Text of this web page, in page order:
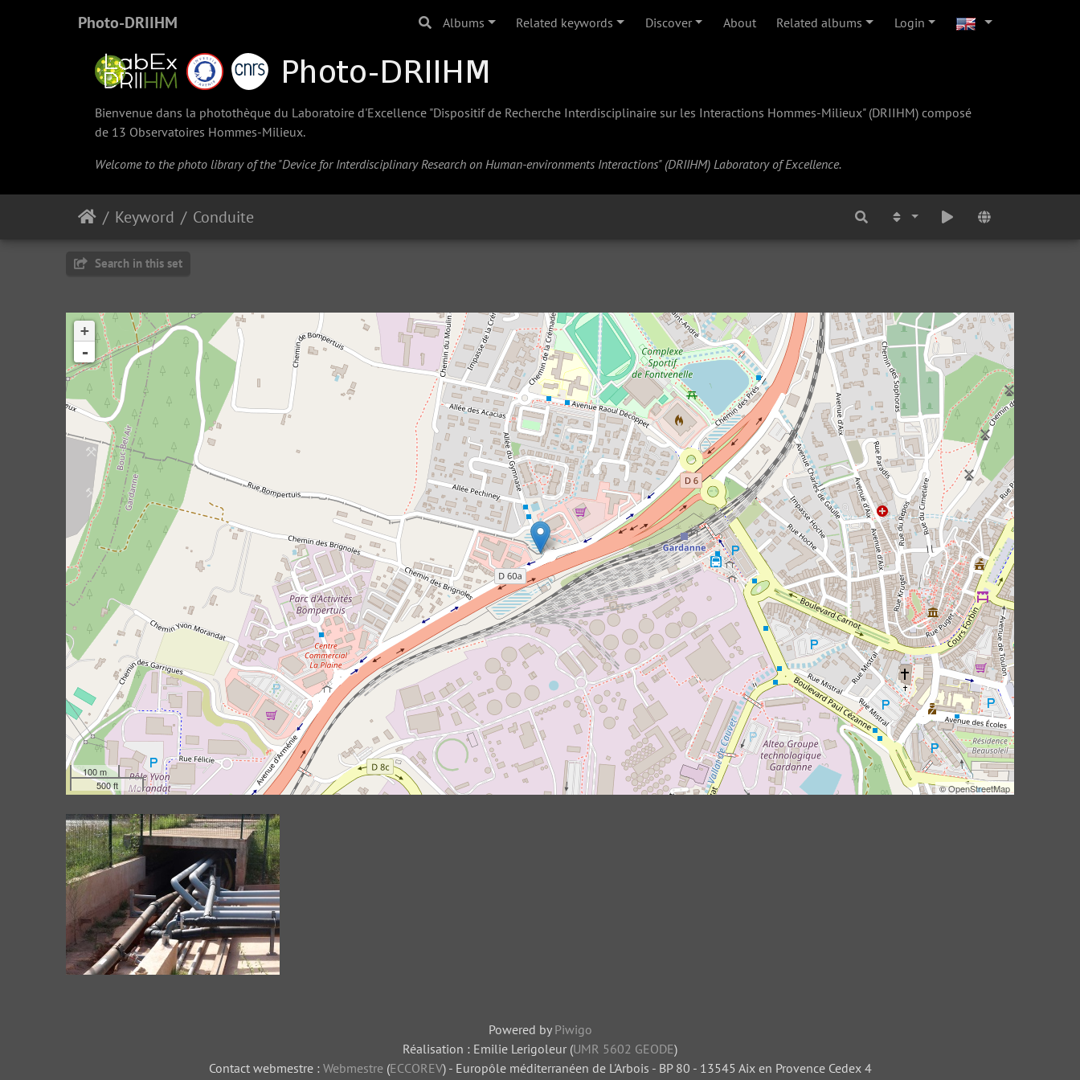
Photo-DRIIHM Albums Related keywords Discover About Related albums Login
Bienvenue dans la photothèque du Laboratoire d'Excellence "Dispositif de Recherche Interdisciplinaire sur les Interactions Hommes-Milieux" (DRIIHM) composé
de 13 Observatoires Hommes-Milieux.
Welcome to the photo library of the "Device for Interdisciplinary Research on Human-environments Interactions" (DRIIHM) Laboratory of Excellence.
Keyword Conduite
Search in this set
+
-
100 m
500 ft
©OpenStreetMap
Powered by Piwigo
Réalisation : Emilie Lerigoleur (UMR 5602 GEODE)
Contact webmestre : Webmestre (ECCOREV) - Europôle méditerranéen de L'Arbois - BP 80 - 13545 Aix en Provence Cedex 4